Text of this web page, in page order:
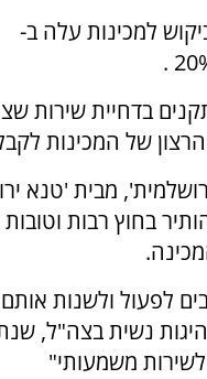
הביקוש למכינות עלה ב-
בדחיית שירות
מתוכם נאלצנו לבחור 60
לפעול ולשנות
נשית בצה"ל,
משמעותי"